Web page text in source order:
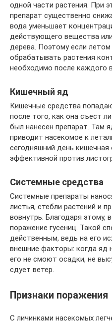
одной части растения. При
препарат существенно
вода уменьшает
действующего вещества
дерева. Поэтому если
обрабатывать растения
необходимо после каждого
Кишечный яд
Кишечные средства
после того, как она съест
был нанесен препарат. Там
приводит насекомое к
сегодняшний день кишечная
эффективной против
Системные средства
Системные препараты
листья, стебли растений и
вовнутрь. Благодаря этому,
поражение гусениц. Такой
действенным, ведь на его
внешние факторы: когда яд
его не смоют осадки, не
сдует ветер.
Признаки поражения
С личинками насекомых